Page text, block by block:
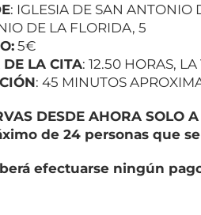
: IGLESIA DE SAN ANTONIO
DE LA FLORIDA, 5
5€
DE LA CITA: 12.50 HORAS,
: 45 MINUTOS
DESDE AHORA SOLO A
de 24 personas que
efectuarse ningún